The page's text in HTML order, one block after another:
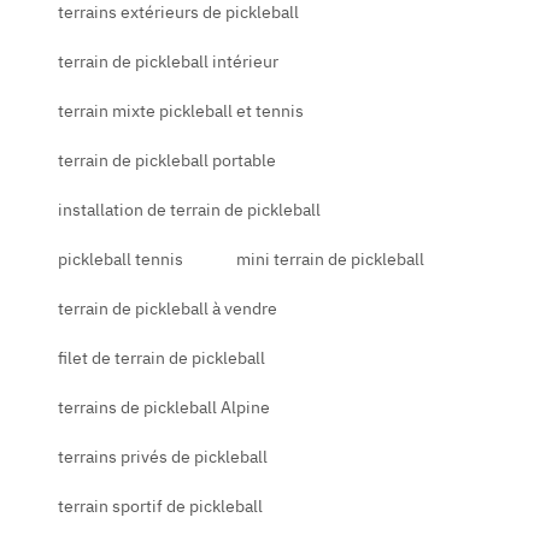
terrains extérieurs de pickleball
terrain de pickleball intérieur
terrain mixte pickleball et tennis
terrain de pickleball portable
installation de terrain de pickleball
pickleball tennis mini terrain de pickleball
terrain de pickleball à vendre
filet de terrain de pickleball
terrains de pickleball Alpine
terrains privés de pickleball
terrain sportif de pickleball